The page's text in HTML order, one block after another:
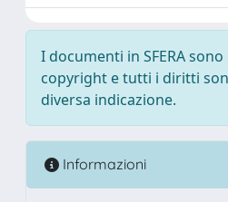
I documenti in SFERA
copyright e tutti i diritti
diversa indicazione.
Informazioni